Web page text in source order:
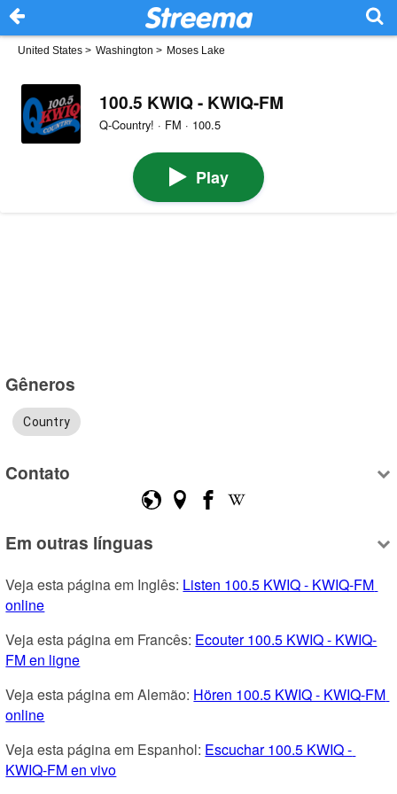
United States > Washington > Moses Lake
100.5 KWIQ - KWIQ-FM
Q-Country! · FM · 100.5
Play
Gêneros
Country
Contato
Em outras línguas
Veja esta página em Inglês: Listen 100.5 KWIQ - KWIQ-FM
online
Veja esta página em Francês: Ecouter 100.5 KWIQ - KWIQ-
FM en ligne
Veja esta página em Alemão: Hören 100.5 KWIQ - KWIQ-FM
online
Veja esta página em Espanhol: Escuchar 100.5 KWIQ -
KWIQ-FM en vivo